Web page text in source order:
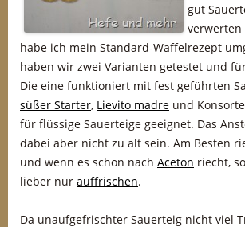
gut
verwerten
habe ich mein Standard-Waffelrezept
haben wir zwei Varianten getestet und
Die eine funktioniert mit fest geführten
süßer Starter, Lievito madre und
für flüssige Sauerteige geeignet. Das
dabei aber nicht zu alt sein. Am Besten
und wenn es schon nach Aceton riecht,
lieber nur auffrischen.
Da unaufgefrischter Sauerteig nicht viel